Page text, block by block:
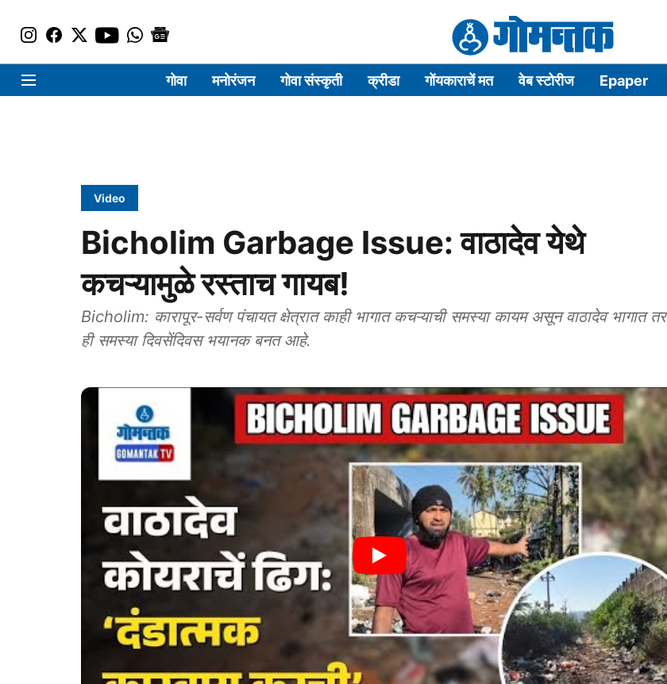
गोवा मनोरंजन गोवा संस्कृती क्रीडा गोंयकाराचें मत वेब स्टोरीज Epaper
Video
Bicholim Garbage Issue: वाठादेव येथे
कचऱ्यामुळे रस्ताच गायब!
Bicholim: कारापूर-सर्वण पंचायत क्षेत्रात काही भागात कचऱ्याची समस्या कायम असून वाठादेव भागात तर
ही समस्या दिवसेंदिवस भयानक बनत आहे.